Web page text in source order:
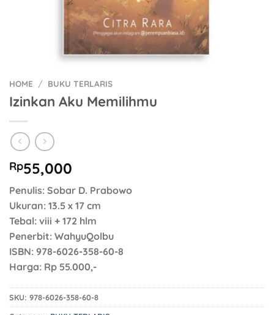
HOME / BUKU TERLARIS
Izinkan Aku Memilihmu
Rp55,000
Penulis: Sobar D. Prabowo
Ukuran: 13.5 x 17 cm
Tebal: viii + 172 hlm
Penerbit: WahyuQolbu
ISBN: 978-6026-358-60-8
Harga: Rp 55.000,-
SKU: 978-6026-358-60-8